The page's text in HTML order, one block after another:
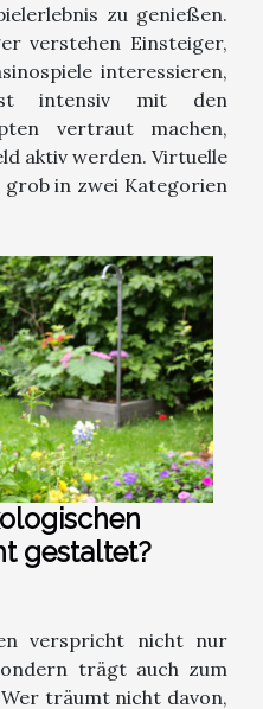
zu genießen.
verstehen Einsteiger,
interessieren,
intensiv mit den
vertraut machen,
aktiv werden. Virtuelle
grob in zwei Kategorien
gestaltet?
verspricht nicht nur
trägt auch zum
träumt nicht davon,